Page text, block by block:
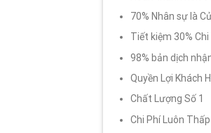
70% Nhân sự là
Tiết kiệm 30%
98% bản dịch
Quyền Lợi Khách
Chất Lượng Số 1
Chi Phí Luôn